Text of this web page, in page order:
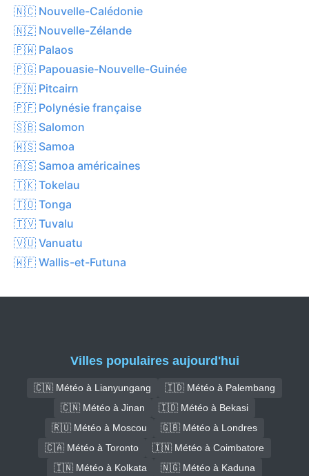
🇳🇨 Nouvelle-Calédonie
🇳🇿 Nouvelle-Zélande
🇵🇼 Palaos
🇵🇬 Papouasie-Nouvelle-Guinée
🇵🇳 Pitcairn
🇵🇫 Polynésie française
🇸🇧 Salomon
🇼🇸 Samoa
🇦🇸 Samoa américaines
🇹🇰 Tokelau
🇹🇴 Tonga
🇹🇻 Tuvalu
🇻🇺 Vanuatu
🇼🇫 Wallis-et-Futuna
Villes populaires aujourd'hui
🇨🇳 Météo à Lianyungang
🇮🇩 Météo à Palembang
🇨🇳 Météo à Jinan
🇮🇩 Météo à Bekasi
🇷🇺 Météo à Moscou
🇬🇧 Météo à Londres
🇨🇦 Météo à Toronto
🇮🇳 Météo à Coimbatore
🇮🇳 Météo à Kolkata
🇳🇬 Météo à Kaduna